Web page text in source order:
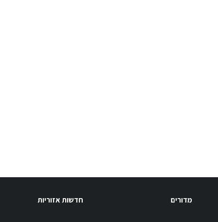
מדורים חדשות אזוריות